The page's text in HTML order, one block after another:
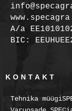
A/a
BIC:
KONTAKT
Tehnika